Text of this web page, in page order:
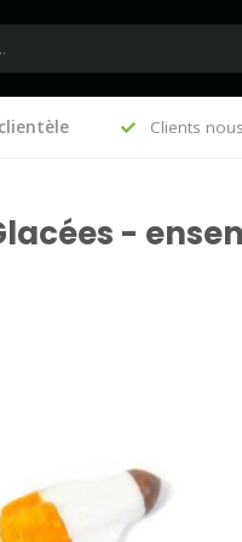
(FR) Clients
-